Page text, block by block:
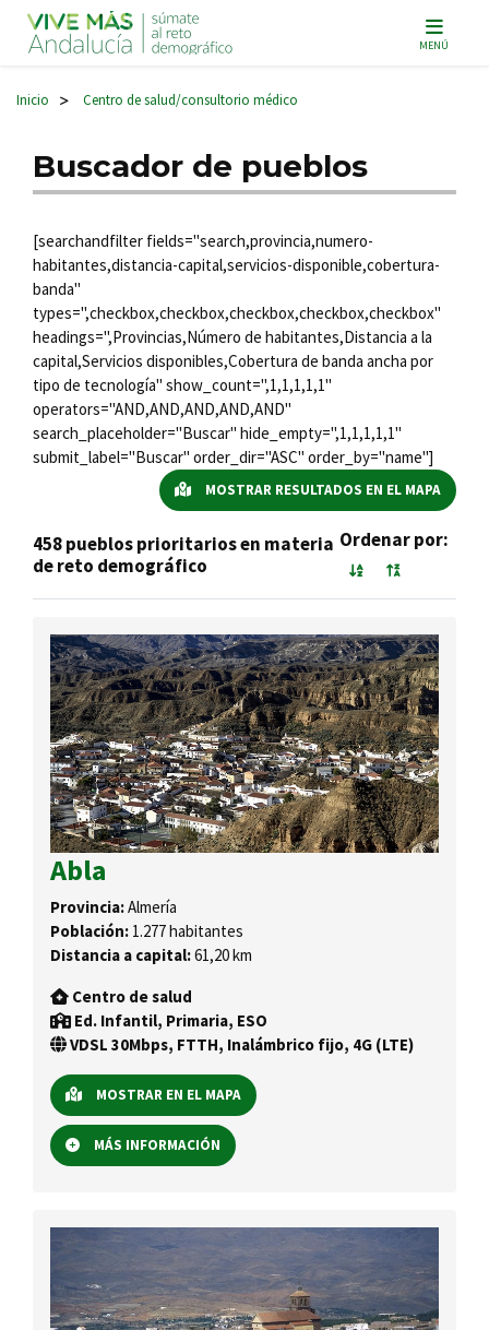
Navegación principal MENÚ
Inicio > Centro de salud/consultorio médico
Buscador de pueblos
[searchandfilter fields="search,provincia,numero-
habitantes,distancia-capital,servicios-disponible,cobertura-
banda"
types=",checkbox,checkbox,checkbox,checkbox,checkbox"
headings=",Provincias,Número de habitantes,Distancia a la
capital,Servicios disponibles,Cobertura de banda ancha por
tipo de tecnología" show_count=",1,1,1,1,1"
operators="AND,AND,AND,AND,AND"
search_placeholder="Buscar" hide_empty=",1,1,1,1,1"
submit_label="Buscar" order_dir="ASC" order_by="name"]
MOSTRAR RESULTADOS EN EL MAPA
458 pueblos prioritarios en materia
de reto demográfico
Ordenar por:
Abla
Provincia:Almería
Población: 1.277 habitantes
Distancia a capital:61,20 km
Centro de salud
Ed. Infantil, Primaria, ESO
VDSL 30Mbps, FTTH, Inalámbrico fijo, 4G (LTE)
MOSTRAR EN EL MAPA
MÁS INFORMACIÓN